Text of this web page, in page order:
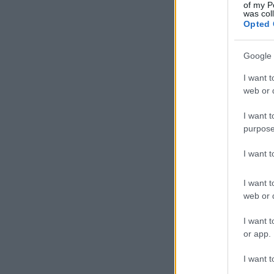
of my
was
Opted
Google
I want
web or
I want
I want
I want
web or
I want
or app.
I want